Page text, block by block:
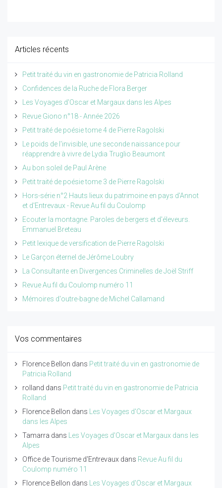
Articles récents
Petit traité du vin en gastronomie de Patricia Rolland
Confidences de la Ruche de Flora Berger
Les Voyages d'Oscar et Margaux dans les Alpes
Revue Giono n°18 - Année 2026
Petit traité de poésie tome 4 de Pierre Ragolski
Le poids de l'invisible, une seconde naissance pour
réapprendre à vivre de Lydia Truglio Beaumont
Au bon soleil de Paul Arène
Petit traité de poésie tome 3 de Pierre Ragolski
Hors-série n°2 Hauts lieux du patrimoine en pays d'Annot
et d'Entrevaux - Revue Au fil du Coulomp
Ecouter la montagne. Paroles de bergers et d'éleveurs.
Emmanuel Breteau
Petit lexique de versification de Pierre Ragolski
Le Garçon éternel de Jérôme Loubry
La Consultante en Divergences Criminelles de Joël Striff
Revue Au fil du Coulomp numéro 11
Mémoires d'outre-bagne de Michel Callamand
Vos commentaires
Florence Bellon dans Petit traité du vin en gastronomie de
Patricia Rolland
rolland dans Petit traité du vin en gastronomie de Patricia
Rolland
Florence Bellon dans Les Voyages d'Oscar et Margaux
dans les Alpes
Tamarra dans Les Voyages d'Oscar et Margaux dans les
Alpes
Office de Tourisme d'Entrevaux dans Revue Au fil du
Coulomp numéro 11
Florence Bellon dans Les Voyages d'Oscar et Margaux